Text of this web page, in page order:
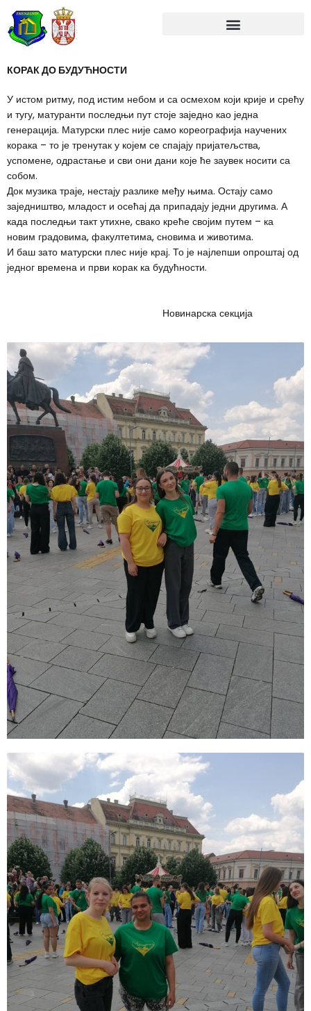
content
КОРАК ДО БУДУЋНОСТИ
У истом ритму, под истим небом и са осмехом који крије и срећу
и тугу, матуранти последњи пут стоје заједно као једна
генерација. Матурски плес није само кореографија научених
корака – то је тренутак у којем се спајају пријатељства,
успомене, одрастање и сви они дани које ће заувек носити са
собом.
Док музика траје, нестају разлике међу њима. Остају само
заједништво, младост и осећај да припадају једни другима. А
када последњи такт утихне, свако креће својим путем – ка
новим градовима, факултетима, сновима и животима.
И баш зато матурски плес није крај. То је најлепши опроштај од
једног времена и први корак ка будућности.
Новинарска секција